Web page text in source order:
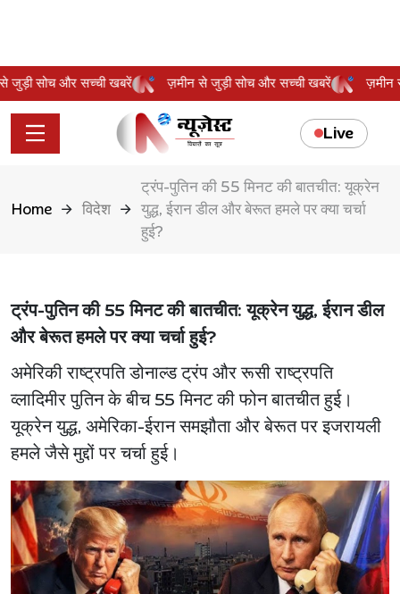
से जुड़ी सोच और सच्ची खबरें ज़मीन से जुड़ी सोच और सच्ची खबरें
Live
Home विदेश
ट्रंप-पुतिन की 55 मिनट की बातचीत: यूक्रेन
युद्ध, ईरान डील और बेरूत हमले पर क्या चर्चा
हुई?
ट्रंप-पुतिन की 55 मिनट की बातचीत: यूक्रेन युद्ध, ईरान डील
और बेरूत हमले पर क्या चर्चा हुई?
अमेरिकी राष्ट्रपति डोनाल्ड ट्रंप और रूसी राष्ट्रपति
व्लादिमीर पुतिन के बीच 55 मिनट की फोन बातचीत हुई।
यूक्रेन युद्ध, अमेरिका-ईरान समझौता और बेरूत पर इजरायली
हमले जैसे मुद्दों पर चर्चा हुई।